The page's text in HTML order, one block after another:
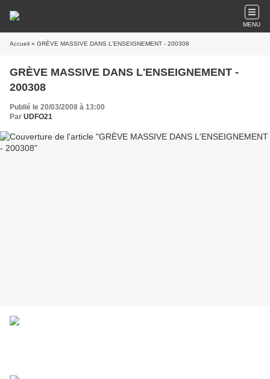
MENU
Accueil » GRÈVE MASSIVE DANS L'ENSEIGNEMENT - 200308
GRÈVE MASSIVE DANS L'ENSEIGNEMENT -
200308
Publié le 20/03/2008 à 13:00
Par UDFO21